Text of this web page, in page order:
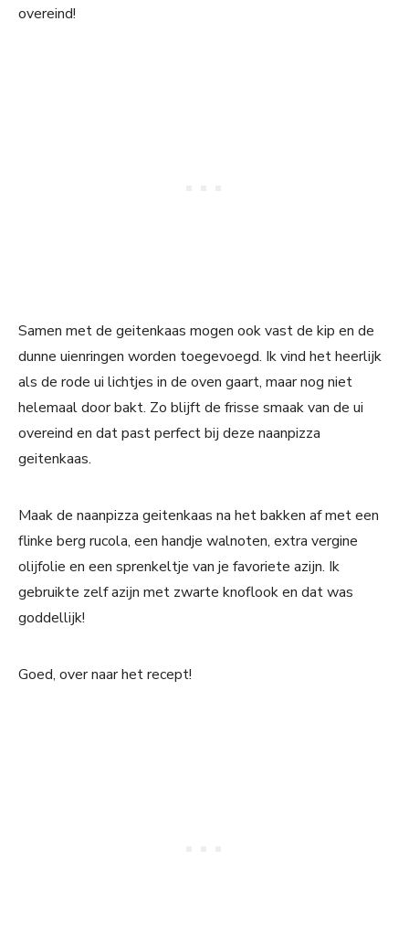
overeind!
Samen met de geitenkaas mogen ook vast de kip en de
dunne uienringen worden toegevoegd. Ik vind het heerlijk
als de rode ui lichtjes in de oven gaart, maar nog niet
helemaal door bakt. Zo blijft de frisse smaak van de ui
overeind en dat past perfect bij deze naanpizza
geitenkaas.
Maak de naanpizza geitenkaas na het bakken af met een
flinke berg rucola, een handje walnoten, extra vergine
olijfolie en een sprenkeltje van je favoriete azijn. Ik
gebruikte zelf azijn met zwarte knoflook en dat was
goddellijk!
Goed, over naar het recept!